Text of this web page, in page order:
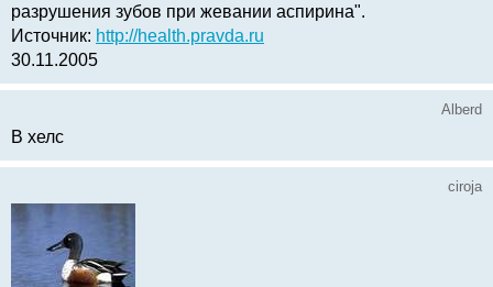
разрушения зубов при жевании аспирина".
Источник: http://health.pravda.ru
30.11.2005
Alberd
В хелс
ciroja